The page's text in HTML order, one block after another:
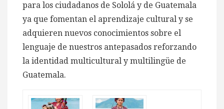
para los ciudadanos de Sololá y de Guatemala
ya que fomentan el aprendizaje cultural y se
adquieren nuevos conocimientos sobre el
lenguaje de nuestros antepasados reforzando
la identidad multicultural y multilingüe de
Guatemala.